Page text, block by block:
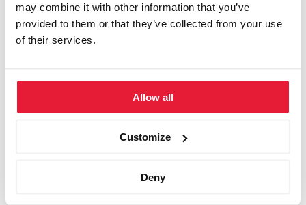
may combine it with other information that you’ve
provided to them or that they’ve collected from your use
of their services.
Allow all
Customize
Deny
Ameron Hotel Abion, Berlin
Ameron Hotel Königshof Bonn, Bonn
Bad Horn Hotel, Horn (Bodensee)